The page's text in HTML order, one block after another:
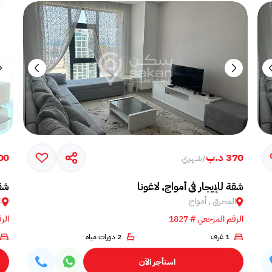
370 د.ب /شهري
شقة للإيجار في أمواج, لاغونا
المحرق , أمواج
الرقم المرجعي # 1827
1 غرف 2 دورات مياه
استأجر الآن